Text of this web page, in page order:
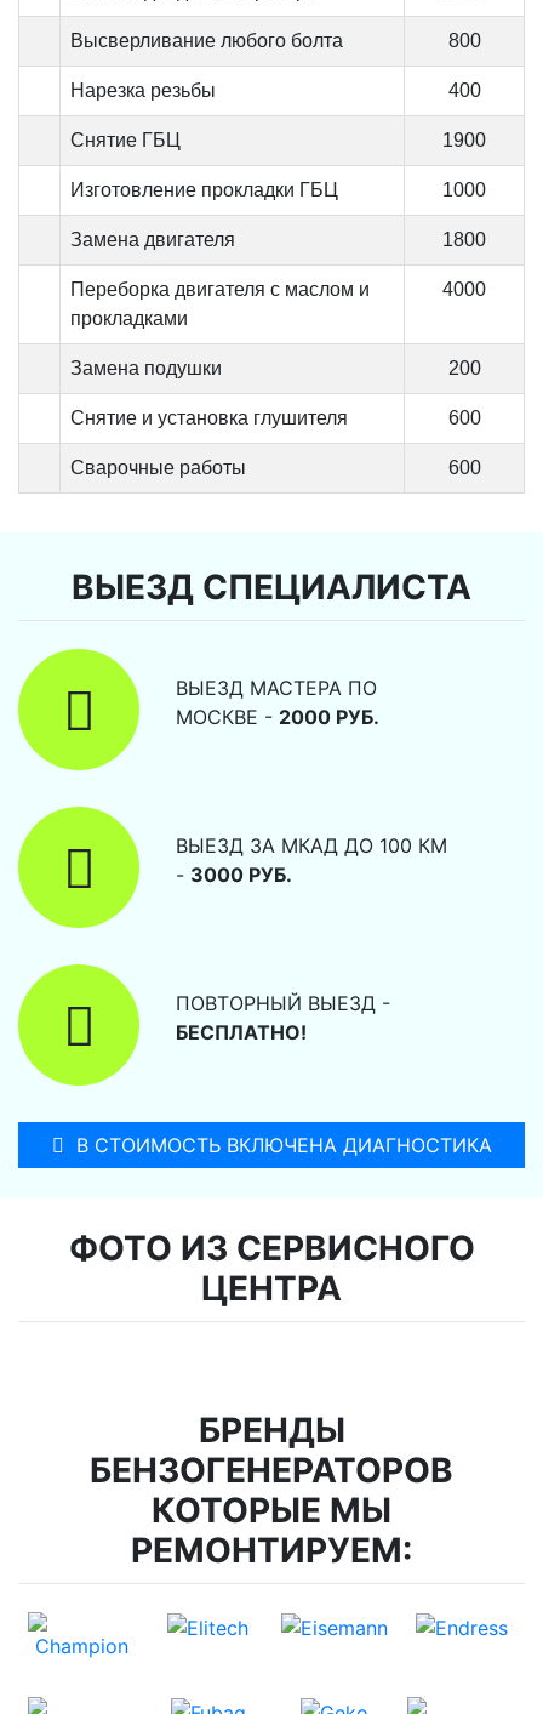
Высверливание любого болта 800
Нарезка резьбы 400
Снятие ГБЦ 1900
Изготовление прокладки ГБЦ 1000
Замена двигателя 1800
Переборка двигателя с маслом и
прокладками
4000
Замена подушки 200
Снятие и установка глушителя 600
Сварочные работы 600
ВЫЕЗД СПЕЦИАЛИСТА
ВЫЕЗД МАСТЕРА ПО
МОСКВЕ - 2000 РУБ.
ВЫЕЗД ЗА МКАД ДО 100 КМ
- 3000 РУБ.
ПОВТОРНЫЙ ВЫЕЗД -
БЕСПЛАТНО!
В СТОИМОСТЬ ВКЛЮЧЕНА ДИАГНОСТИКА
ФОТО ИЗ СЕРВИСНОГО
ЦЕНТРА
БРЕНДЫ
БЕНЗОГЕНЕРАТОРОВ
КОТОРЫЕ МЫ
РЕМОНТИРУЕМ: